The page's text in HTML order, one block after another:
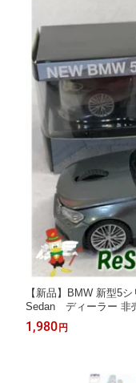
【新品】BMW 新型5
Sedan ディーラー 非
1,980 円